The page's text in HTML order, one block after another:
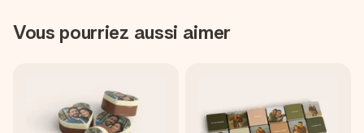
Vous pourriez aussi aimer